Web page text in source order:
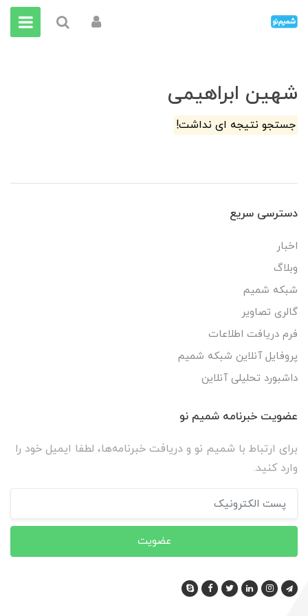
شهین ابراهیمی
جستجو نتیجه ای نداشت!
دسترسی سریع
اخبار
وبلاگ
شبکه شمیم
گالری تصاویر
فرم دریافت اطلاعات
پروفایل آنلاین شبکه شمیم
داشبورد تحلیلی آنلاین
عضویت خبرنامه شمیم نو
برای ارتباط با شمیم نو و دریافت خبرنامه‌ها، لطفا ایمیل خود را
وارد کنید.
عضویت